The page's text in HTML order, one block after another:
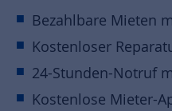
Bezahlbare Mieten
Kostenloser
24-Stunden-Notruf
Kostenlose Mieter-